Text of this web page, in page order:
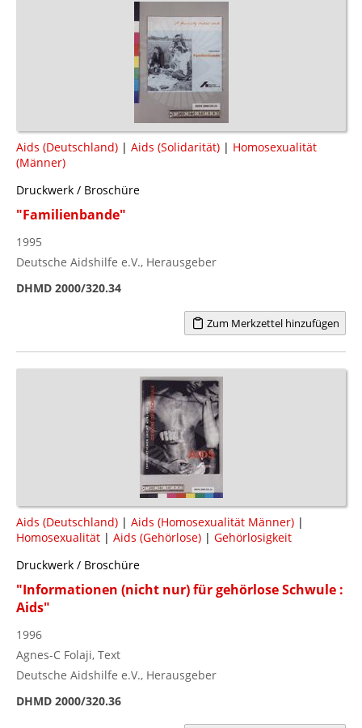
Aids (Deutschland) | Aids (Solidarität) | Homosexualität
(Männer)
Druckwerk / Broschüre
"Familienbande"
1995
Deutsche Aidshilfe e.V., Herausgeber
DHMD 2000/320.34
Zum Merkzettel hinzufügen
Aids (Deutschland) | Aids (Homosexualität Männer) |
Homosexualität | Aids (Gehörlose) | Gehörlosigkeit
Druckwerk / Broschüre
"Informationen (nicht nur) für gehörlose Schwule :
Aids"
1996
Agnes-C Folaji, Text
Deutsche Aidshilfe e.V., Herausgeber
DHMD 2000/320.36